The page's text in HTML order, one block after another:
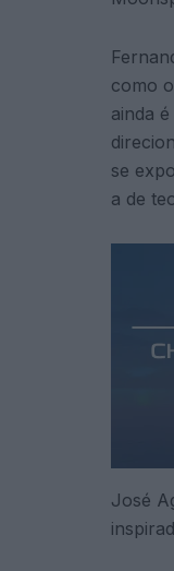
como
ainda
se
a de
José